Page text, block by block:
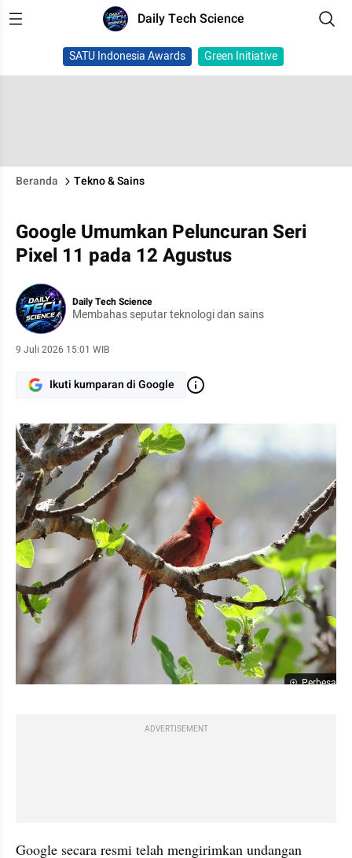
Daily Tech Science
SATU Indonesia Awards Green Initiative
Beranda Tekno & Sains
Google Umumkan Peluncuran Seri
Pixel 11 pada 12 Agustus
Daily Tech Science
Membahas seputar teknologi dan sains
9 Juli 2026 15:01 WIB
Ikuti kumparan di Google
Perbesar
ADVERTISEMENT
Google secara resmi telah mengirimkan undangan